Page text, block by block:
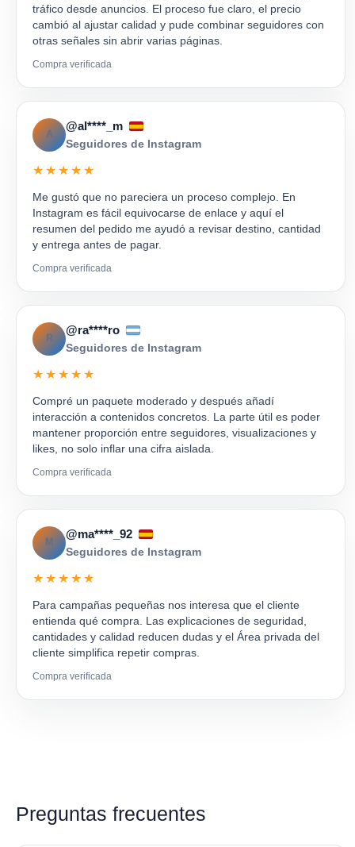
tráfico desde anuncios. El proceso fue claro, el precio
cambió al ajustar calidad y pude combinar seguidores con
otras señales sin abrir varias páginas.
Compra verificada
A
@al****_m
Seguidores de Instagram
★★★★★
Me gustó que no pareciera un proceso complejo. En
Instagram es fácil equivocarse de enlace y aquí el
resumen del pedido me ayudó a revisar destino, cantidad
y entrega antes de pagar.
Compra verificada
R
@ra****ro
Seguidores de Instagram
★★★★★
Compré un paquete moderado y después añadí
interacción a contenidos concretos. La parte útil es poder
mantener proporción entre seguidores, visualizaciones y
likes, no solo inflar una cifra aislada.
Compra verificada
M
@ma****_92
Seguidores de Instagram
★★★★★
Para campañas pequeñas nos interesa que el cliente
entienda qué compra. Las explicaciones de seguridad,
cantidades y calidad reducen dudas y el Área privada del
cliente simplifica repetir compras.
Compra verificada
Preguntas frecuentes